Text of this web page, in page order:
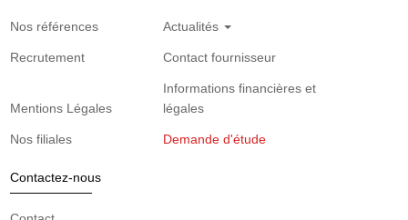
Nos références Actualités
Recrutement Contact fournisseur
Mentions Légales
Informations financières et
légales
Nos filiales Demande d'étude
Contactez-nous